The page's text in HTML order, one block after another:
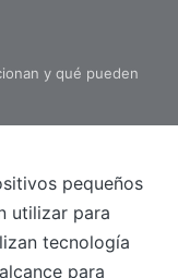
y qué pueden
pequeños
utilizar para
tecnología
para